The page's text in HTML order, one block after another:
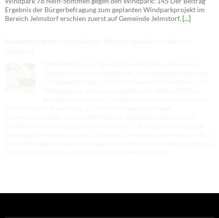
Ergebnis der Bürgerbefragung zum geplanten Windparkprojekt im
Bereich Jelmstorf erschien zuerst auf Gemeinde Jelmstorf. [...]